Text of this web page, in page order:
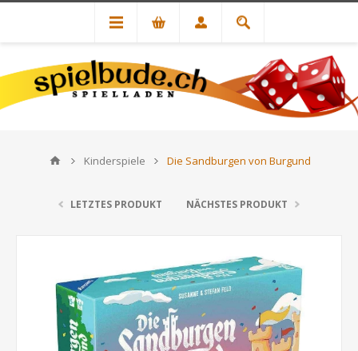
Kinderspiele Die Sandburgen von Burgund
LETZTES PRODUKT NÄCHSTES PRODUKT